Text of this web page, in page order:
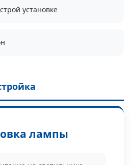
установке
лампы